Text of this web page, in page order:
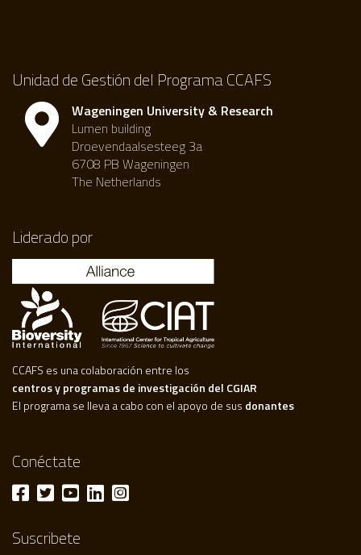
Unidad de Gestión del Programa CCAFS
Wageningen University & Research
Lumen building
Droevendaalsesteeg 3a
6708 PB Wageningen
The Netherlands
Liderado por
CCAFS es una colaboración entre los
centros y programas de investigación del CGIAR
El programa se lleva a cabo con el apoyo de sus donantes
Conéctate
Suscribete